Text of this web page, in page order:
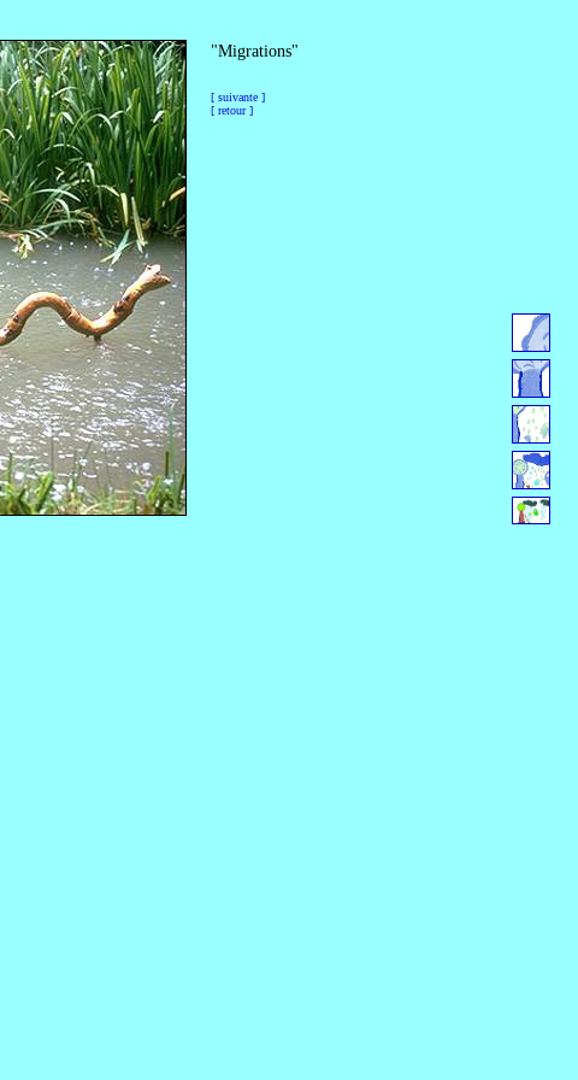
"Migrations"
[ suivante ]
[ retour ]